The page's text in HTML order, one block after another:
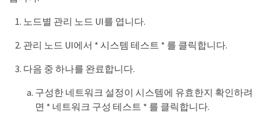
노드별 관리 노드 UI를 엽니다.
관리 노드 UI에서 * 시스템 테스트 * 를 클릭합니다.
다음 중 하나를 완료합니다.
구성한 네트워크 설정이 시스템에 유효한지 확인하려
면 * 네트워크 구성 테스트 * 를 클릭합니다.